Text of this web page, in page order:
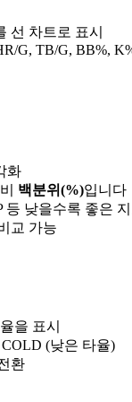
선 차트로 표시
G, TB/G, BB%,
화
백분위(%)입니다
등 낮을수록 좋은
교 가능
을 표시
(낮은 타율)
환